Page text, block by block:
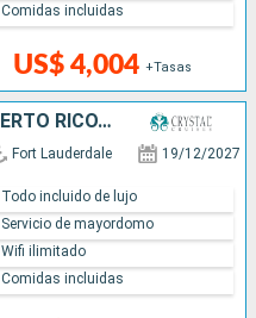
US$ 4,004 +Tasas
Comidas incluidas
REPÚBLICA DOMINICANA, PUERTO RICO, FRANCIA, BAHAMAS, ESTADOS UNIDOS
Fort Lauderdale 19/12/2027
Todo incluido de lujo
Servicio de mayordomo
Wifi ilimitado
Comidas incluidas